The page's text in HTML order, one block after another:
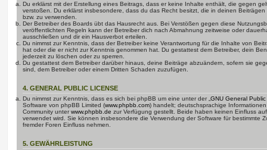
Du erklärst mit der Erstellung eines Beitrags, dass er keine Inhalte enthält, die gegen
verstoßen. Du erklärst insbesondere, dass du das Recht besitzt, die in deinen
bzw. zu verwenden.
Der Betreiber des Boards übt das Hausrecht aus. Bei Verstößen gegen diese
veröffentlichten Regeln kann der Betreiber dich nach Abmahnung zeitweise oder
ausschließen und dir ein Hausverbot erteilen.
Du nimmst zur Kenntnis, dass der Betreiber keine Verantwortung für die Inhalte von
hat oder die er nicht zur Kenntnis genommen hat. Du gestattest dem Betreiber, dein
jederzeit zu löschen oder zu sperren.
Du gestattest dem Betreiber darüber hinaus, deine Beiträge abzuändern, sofern sie
sind, dem Betreiber oder einem Dritten Schaden zuzufügen.
4. GENERAL PUBLIC LICENSE
Du nimmst zur Kenntnis, dass es sich bei phpBB um eine unter der „ GNU General
Software von phpBB Limited (www.phpbb.com) handelt; deutschsprachige
Community unter www.phpbb.de zur Verfügung gestellt. Beide haben keinen Einfluss
verwendet wird. Sie können insbesondere die Verwendung der Software für bestimmte
fremder Foren Einfluss nehmen.
5. GEWÄHRLEISTUNG